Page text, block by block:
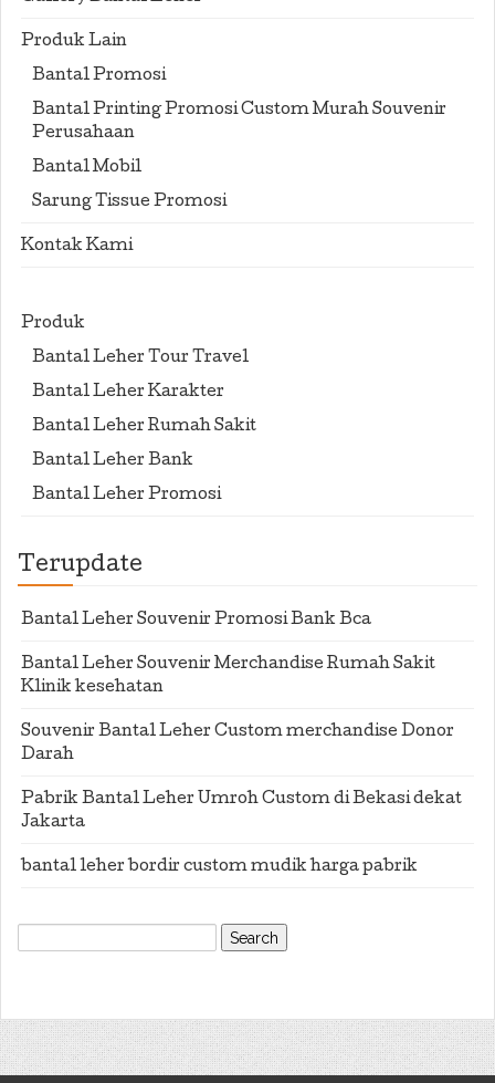
Produk Lain
Bantal Promosi
Bantal Printing Promosi Custom Murah Souvenir
Perusahaan
Bantal Mobil
Sarung Tissue Promosi
Kontak Kami
Produk
Bantal Leher Tour Travel
Bantal Leher Karakter
Bantal Leher Rumah Sakit
Bantal Leher Bank
Bantal Leher Promosi
Terupdate
Bantal Leher Souvenir Promosi Bank Bca
Bantal Leher Souvenir Merchandise Rumah Sakit
Klinik kesehatan
Souvenir Bantal Leher Custom merchandise Donor
Darah
Pabrik Bantal Leher Umroh Custom di Bekasi dekat
Jakarta
bantal leher bordir custom mudik harga pabrik
Search
for: